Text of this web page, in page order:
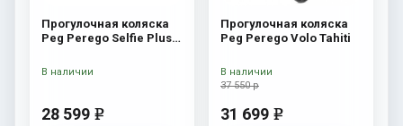
Прогулочная коляска
Peg Perego Selfie Plus
28 599 e
В наличии
Прогулочная коляска
Peg Perego Volo Tahiti
37 550 р
31 699 e
В наличии